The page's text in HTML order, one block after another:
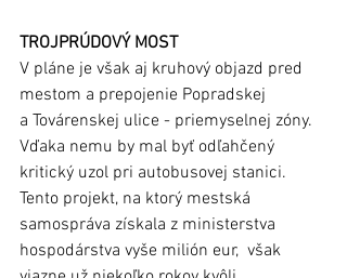
TROJPRÚDOVÝ MOST
V pláne je však aj kruhový objazd pred
mestom a prepojenie Popradskej
a Továrenskej ulice - priemyselnej zóny.
Vďaka nemu by mal byť odľahčený
kritický uzol pri autobusovej stanici.
Tento projekt, na ktorý mestská
samospráva získala z ministerstva
hospodárstva vyše milión eur,  však